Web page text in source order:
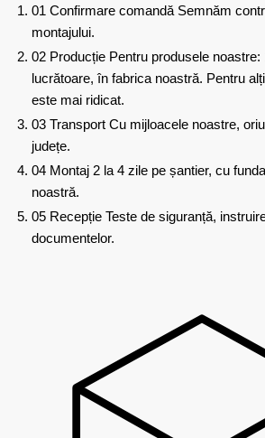
01 Confirmare comandă Semnăm
montajului.
02 Producție Pentru produsele noastre:
lucrătoare, în fabrica noastră. Pentru
este mai ridicat.
03 Transport Cu mijloacele noastre,
județe.
04 Montaj 2 la 4 zile pe șantier, cu
noastră.
05 Recepție Teste de siguranță,
documentelor.